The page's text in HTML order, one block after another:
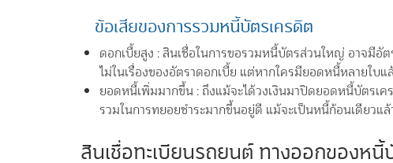
ข้อเสียของการรวมหนี้บัตรเครดิต
ดอกเบี้ยสูง : สินเชื่อในการขอรวมหนี้บัตรส่วนใหญ่ อาจมีอั
ไม่ในเรื่องของอัตราดอกเบี้ย แต่หากใครมียอดหนี้หลายใบ
ยอดหนี้เพิ่มมากขึ้น : ถึงแม้จะได้วงเงินมาปิดยอดหนี้บัตรเ
รวมในการทยอยชำระมากขึ้นอยู่ดี แม้จะเป็นหนี้ก้อนเดียวแ
สินเชื่อทะเบียนรถยนต์ ทางออกของหนี้